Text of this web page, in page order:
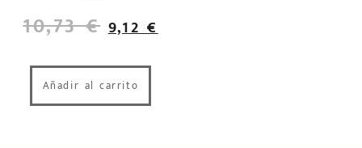
10,73€ 9,12€
Añadir al carrito